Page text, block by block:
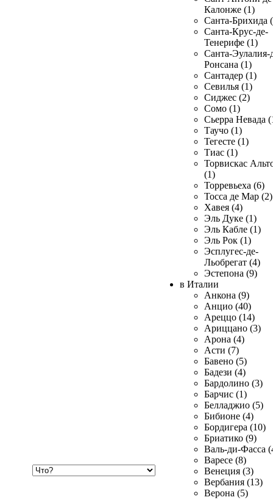
Калонже (1)
Санта-Брихида
Санта-Крус-де-
Тенерифе (1)
Санта-Эулалия-
Ронсана (1)
Сантадер (1)
Севилья (1)
Сиджес (2)
Сомо (1)
Сьерра Невада
Таучо (1)
Тегесте (1)
Тиас (1)
Торвискас
(1)
Торревьеха (6)
Тосса де Мар (2)
Хавея (4)
Эль Дуке (1)
Эль Кабле (1)
Эль Рок (1)
Эсплугес-де-
Льобрегат (4)
Эстепона (9)
в Италии
Анкона (9)
Анцио (40)
Ареццо (14)
Ариццано (3)
Арона (4)
Асти (7)
Бавено (5)
Бадези (4)
Бардолино (3)
Барчис (1)
Белладжио (5)
Бибионе (4)
Бордигера (10)
Бриатико (9)
Валь-ди-Фасса
Варесе (8)
Венеция (3)
Вербания (13)
Верона (5)